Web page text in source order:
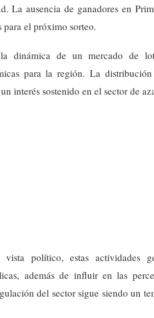
La ausencia de ganadores en
para el próximo sorteo.
dinámica de un mercado de
para la región. La
interés sostenido en el sector de
político, estas actividades
además de influir en las
del sector sigue siendo un